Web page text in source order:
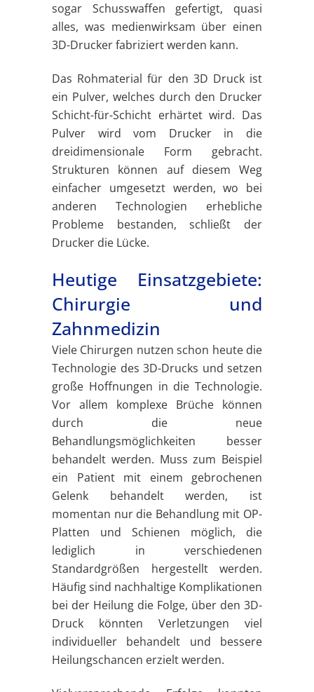
sogar Schusswaffen gefertigt, quasi
alles, was medienwirksam über einen
3D-Drucker fabriziert werden kann.
Das Rohmaterial für den 3D Druck ist
ein Pulver, welches durch den Drucker
Schicht-für-Schicht erhärtet wird. Das
Pulver wird vom Drucker in die
dreidimensionale Form gebracht.
Strukturen können auf diesem Weg
einfacher umgesetzt werden, wo bei
anderen Technologien erhebliche
Probleme bestanden, schließt der
Drucker die Lücke.
Heutige Einsatzgebiete:
Chirurgie und
Zahnmedizin
Viele Chirurgen nutzen schon heute die
Technologie des 3D-Drucks und setzen
große Hoffnungen in die Technologie.
Vor allem komplexe Brüche können
durch die neue
Behandlungsmöglichkeiten besser
behandelt werden. Muss zum Beispiel
ein Patient mit einem gebrochenen
Gelenk behandelt werden, ist
momentan nur die Behandlung mit OP-
Platten und Schienen möglich, die
lediglich in verschiedenen
Standardgrößen hergestellt werden.
Häufig sind nachhaltige Komplikationen
bei der Heilung die Folge, über den 3D-
Druck könnten Verletzungen viel
individueller behandelt und bessere
Heilungschancen erzielt werden.